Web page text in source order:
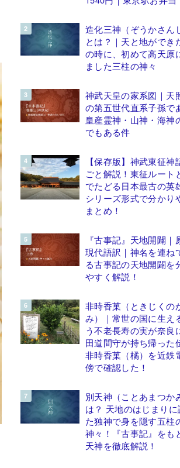
造化三神（ぞうかさん
とは？｜天と地ができ
の時に、初めて高天原
ました三柱の神々
神武天皇の家系図｜天
の第五世代直系子孫で
皇産霊神・山神・海神
でもある件
【保存版】神武東征神
ごと解説！東征ルート
でたどる日本最古の英
シリーズ形式で分かり
まとめ！
『古事記』天地開闢｜
現代語訳｜神名を連ね
る古事記の天地開闢を
やすく解説！
非時香菓（ときじくの
み）｜常世の国に生え
う不老長寿の実が奈良
田道間守が持ち帰った
非時香菓（橘）を近鉄
傍で確認した！
別天神（ことあまつか
は？ 天地のはじまりに
た独神で身を隠す五柱
神々！『古事記』をも
天神を徹底解説！